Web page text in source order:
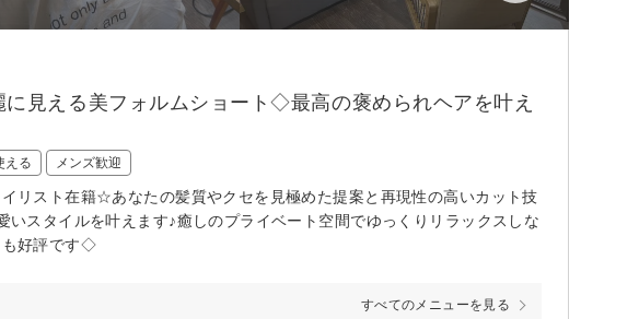
に見える美フォルムショート◇最高の褒められヘアを叶え
える メンズ歓迎
リスト在籍☆あなたの髪質やクセを見極めた提案と再現性の高いカット技
スタイルを叶えます♪癒しのプライベート空間でゆっくりリラックスしな
も好評です◇
すべてのメニューを見る